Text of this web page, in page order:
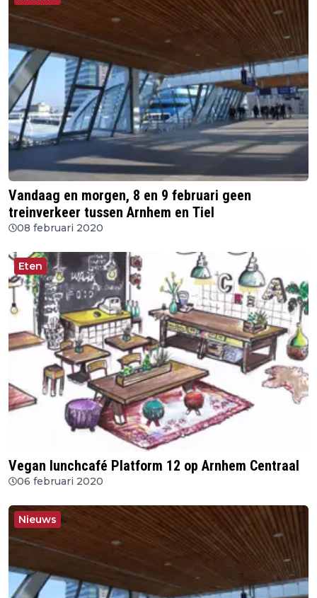
Vandaag en morgen, 8 en 9 februari geen
treinverkeer tussen Arnhem en Tiel
08 februari 2020
Eten
Vegan lunchcafé Platform 12 op Arnhem Centraal
06 februari 2020
Nieuws